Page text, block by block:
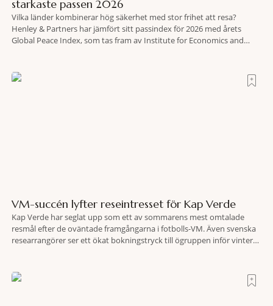
starkaste passen 2026
Vilka länder kombinerar hög säkerhet med stor frihet att resa?
Henley & Partners har jämfört sitt passindex för 2026 med årets
Global Peace Index, som tas fram av Institute for Economics and
VM-succén lyfter reseintresset för Kap Verde
Kap Verde har seglat upp som ett av sommarens mest omtalade
resmål efter de oväntade framgångarna i fotbolls-VM. Även svenska
researrangörer ser ett ökat bokningstryck till ögruppen inför vintern.
motsvarande vecka i